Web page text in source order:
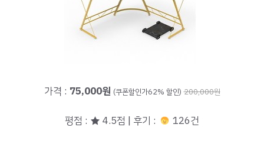
가격 : 75,000원 (쿠폰할인가62% 할인) 200,000원
평점 : ★ 4.5점 | 후기 : 126건